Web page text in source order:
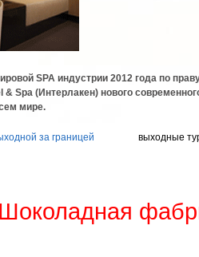
SPA индустрии 2012 года по
Spa (Интерлакен) нового
мире.
за границей выходные